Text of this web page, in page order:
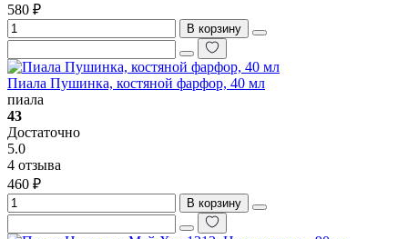
580 ₽
В корзину
Пиала Пушинка, костяной фарфор, 40 мл
пиала
43
Достаточно
5.0
4 отзыва
460 ₽
В корзину